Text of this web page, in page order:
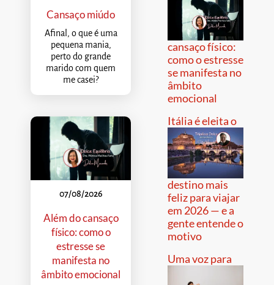
Cansaço miúdo
Afinal, o que é uma
pequena mania,
perto do grande
marido com quem
me casei?
07/08/2026
Além do cansaço
físico: como o
estresse se
manifesta no
âmbito emocional
cansaço físico:
como o estresse
se manifesta no
âmbito
emocional
Itália é eleita o
destino mais
feliz para viajar
em 2026 — e a
gente entende o
motivo
Uma voz para